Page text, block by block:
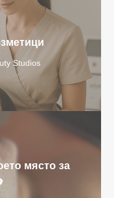
Studios
място за